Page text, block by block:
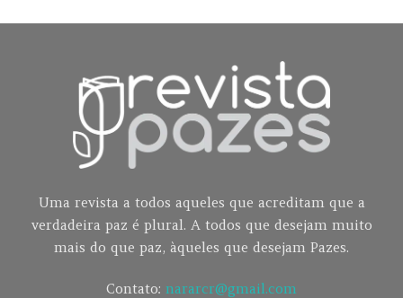
Uma revista a todos aqueles que acreditam que a
verdadeira paz é plural. A todos que desejam muito
mais do que paz, àqueles que desejam Pazes.
Contato: nararcr@gmail.com